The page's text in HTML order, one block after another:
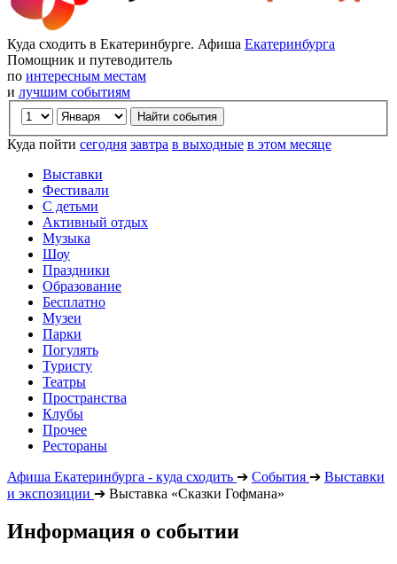
Куда сходить в Екатеринбурге. Афиша Екатеринбурга
Помощник и путеводитель
по интересным местам
и лучшим событиям
Куда пойти сегодня завтра в выходные в этом месяце
Выставки
Фестивали
С детьми
Активный отдых
Музыка
Шоу
Праздники
Образование
Бесплатно
Музеи
Парки
Погулять
Туристу
Театры
Пространства
Клубы
Прочее
Рестораны
Афиша Екатеринбурга - куда сходить ➔ События ➔ Выставки
и экспозиции ➔ Выставка «Сказки Гофмана»
Информация о событии